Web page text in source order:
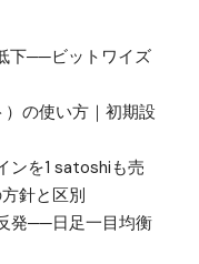
下──ビットワイズ
の使い方｜初期設
ンを1 satoshiも売
針と区別
発──日足一目均衡